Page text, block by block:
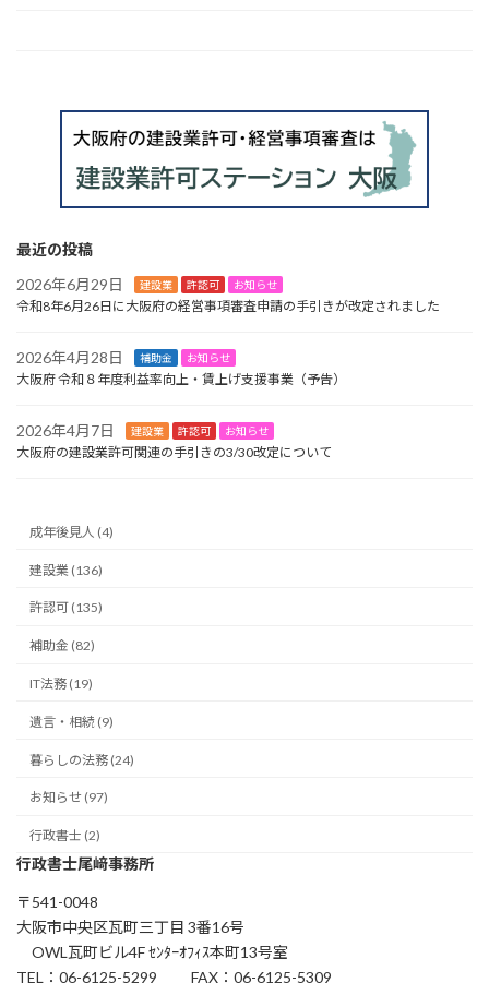
最近の投稿
2026年6月29日
建設業 許認可 お知らせ
令和8年6月26日に大阪府の経営事項審査申請の手引きが改定されました
2026年4月28日 補助金 お知らせ
大阪府 令和８年度利益率向上・賃上げ支援事業（予告）
2026年4月7日 建設業 許認可 お知らせ
大阪府の建設業許可関連の手引きの3/30改定について
成年後見人 (4)
建設業 (136)
許認可 (135)
補助金 (82)
IT法務 (19)
遺言・相続 (9)
暮らしの法務 (24)
お知らせ (97)
行政書士 (2)
行政書士尾﨑事務所
〒541-0048
大阪市中央区瓦町三丁目 3番16号
OWL瓦町ビル4F ｾﾝﾀｰｵﾌｨｽ本町13号室
TEL：06-6125-5299 FAX：06-6125-5309